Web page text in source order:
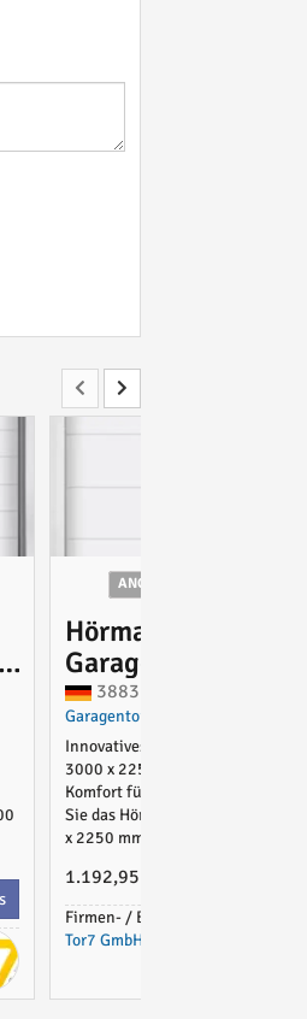
ANG
Hörmann
Garagentor 3000 x
2250 mm mit oder
ohne Torantrieb
38835 Osterwieck
Garagentore
Innovatives Hörmann Garagentor
3000 x 2250 mm – Stil und
Komfort für Ihr ZuhauseEntdecken
Sie das Hörmann Garagentor 3000
x 2250 mm, das höchste A ...
1.192,95 €
Firmen- / Benutzerprofil
Tor7 GmbH